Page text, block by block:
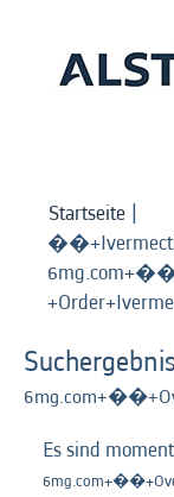
Startseite |
Es sind